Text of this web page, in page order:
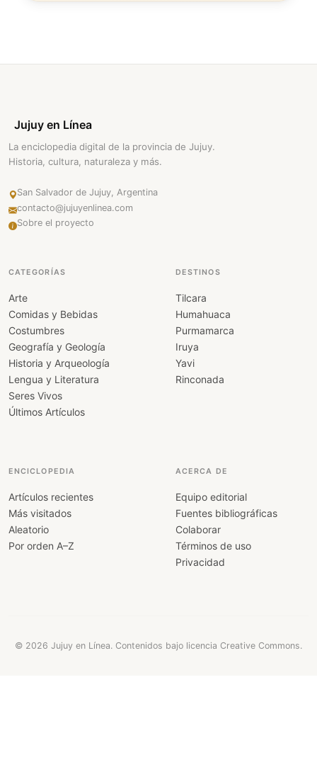
Jujuy en Línea
La enciclopedia digital de la provincia de Jujuy.
Historia, cultura, naturaleza y más.
San Salvador de Jujuy, Argentina
contacto@jujuyenlinea.com
Sobre el proyecto
CATEGORÍAS
Arte
Comidas y Bebidas
Costumbres
Geografía y Geología
Historia y Arqueología
Lengua y Literatura
Seres Vivos
Últimos Artículos
DESTINOS
Tilcara
Humahuaca
Purmamarca
Iruya
Yavi
Rinconada
ENCICLOPEDIA
Artículos recientes
Más visitados
Aleatorio
Por orden A–Z
ACERCA DE
Equipo editorial
Fuentes bibliográficas
Colaborar
Términos de uso
Privacidad
© 2026 Jujuy en Línea. Contenidos bajo licencia Creative Commons.